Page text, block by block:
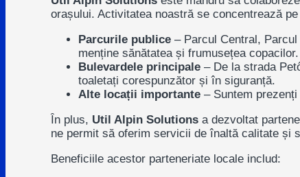
orașului. Activitatea noastră se concentrează
Parcurile publice – Parcul Central,
menține sănătatea și frumusețea copacilor.
Bulevardele principale – De la strada
toaletați corespunzător și în siguranță.
Alte locații importante – Suntem
În plus, Util Alpin Solutions a dezvoltat
ne permit să oferim servicii de înaltă calitate și
Beneficiile acestor parteneriate locale includ: